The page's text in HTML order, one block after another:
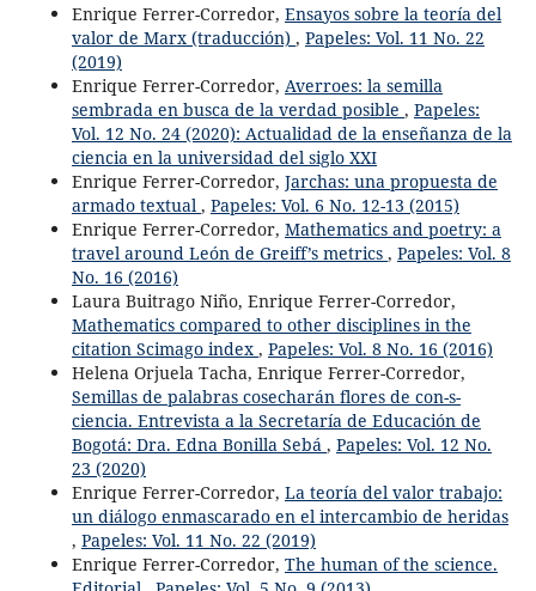
Enrique Ferrer-Corredor, Ensayos sobre la teoría del
valor de Marx (traducción) , Papeles: Vol. 11 No. 22
(2019)
Enrique Ferrer-Corredor, Averroes: la semilla
sembrada en busca de la verdad posible , Papeles:
Vol. 12 No. 24 (2020): Actualidad de la enseñanza de la
ciencia en la universidad del siglo XXI
Enrique Ferrer-Corredor, Jarchas: una propuesta de
armado textual , Papeles: Vol. 6 No. 12-13 (2015)
Enrique Ferrer-Corredor, Mathematics and poetry: a
travel around León de Greiff’s metrics , Papeles: Vol. 8
No. 16 (2016)
Laura Buitrago Niño, Enrique Ferrer-Corredor,
Mathematics compared to other disciplines in the
citation Scimago index , Papeles: Vol. 8 No. 16 (2016)
Helena Orjuela Tacha, Enrique Ferrer-Corredor,
Semillas de palabras cosecharán flores de con-s-
ciencia. Entrevista a la Secretaría de Educación de
Bogotá: Dra. Edna Bonilla Sebá , Papeles: Vol. 12 No.
23 (2020)
Enrique Ferrer-Corredor, La teoría del valor trabajo:
un diálogo enmascarado en el intercambio de heridas
, Papeles: Vol. 11 No. 22 (2019)
Enrique Ferrer-Corredor, The human of the science.